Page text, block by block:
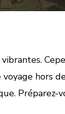
hors
Préparez-